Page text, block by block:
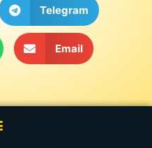
Telegram
Email